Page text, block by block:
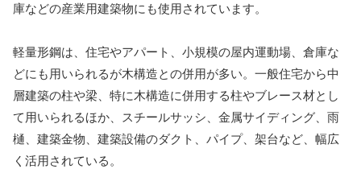
庫などの産業用建築物にも使用されています。
軽量形鋼は、住宅やアパート、小規模の屋内運動場、倉庫な
どにも用いられるが木構造との併用が多い。一般住宅から中
層建築の柱や梁、特に木構造に併用する柱やブレース材とし
て用いられるほか、スチールサッシ、金属サイディング、雨
樋、建築金物、建築設備のダクト、パイプ、架台など、幅広
く活用されている。